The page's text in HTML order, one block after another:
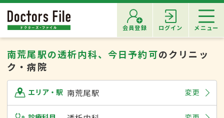
会員登録 ログイン メニュー
南荒尾駅の透析内科、今日予約可のクリニッ
ク・病院
エリア・駅 南荒尾駅 変更